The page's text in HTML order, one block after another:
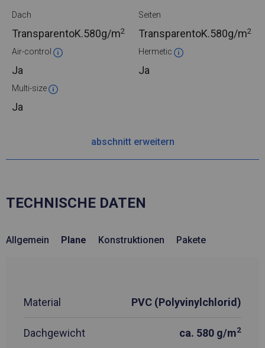
Dach
TransparentoK.580g/m2
Seiten
TransparentoK.580g/m2
Air-control
Ja
Hermetic
Ja
Multi-size
Ja
abschnitt erweitern
TECHNISCHE DATEN
Allgemein Plane Konstruktionen Pakete
Material PVC (Polyvinylchlorid)
Dachgewicht ca. 580 g/m2